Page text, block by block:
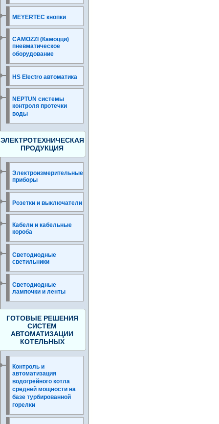
MEYERTEC кнопки
CAMOZZI (Камоцци)
пневматическое
оборудование
HS Electro автоматика
NEPTUN системы
контроля протечки
воды
ЭЛЕКТРОТЕХНИЧЕСКАЯ
ПРОДУКЦИЯ
Электроизмерительные
приборы
Розетки и выключатели
Кабели и кабельные
короба
Светодиодные
светильники
Светодиодные
лампочки и ленты
ГОТОВЫЕ РЕШЕНИЯ
СИСТЕМ
АВТОМАТИЗАЦИИ
КОТЕЛЬНЫХ
Контроль и
автоматизация
водогрейного котла
средней мощности на
базе турбированной
горелки